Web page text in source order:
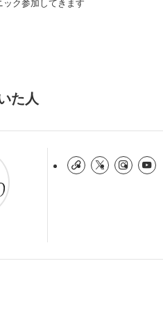
ク参加してきます
た人